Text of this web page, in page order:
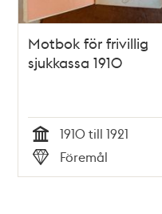
Motbok för frivillig
sjukkassa 1910
Tid
1910 till 1921
Typ
Föremål